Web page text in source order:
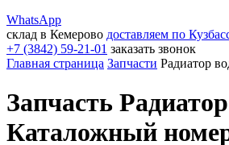
WhatsApp
склад в Кемерово доставляем по
+7 (3842) 59-21-01 заказать звонок
Главная страница Запчасти Радиатор
Запчасть
Каталожный